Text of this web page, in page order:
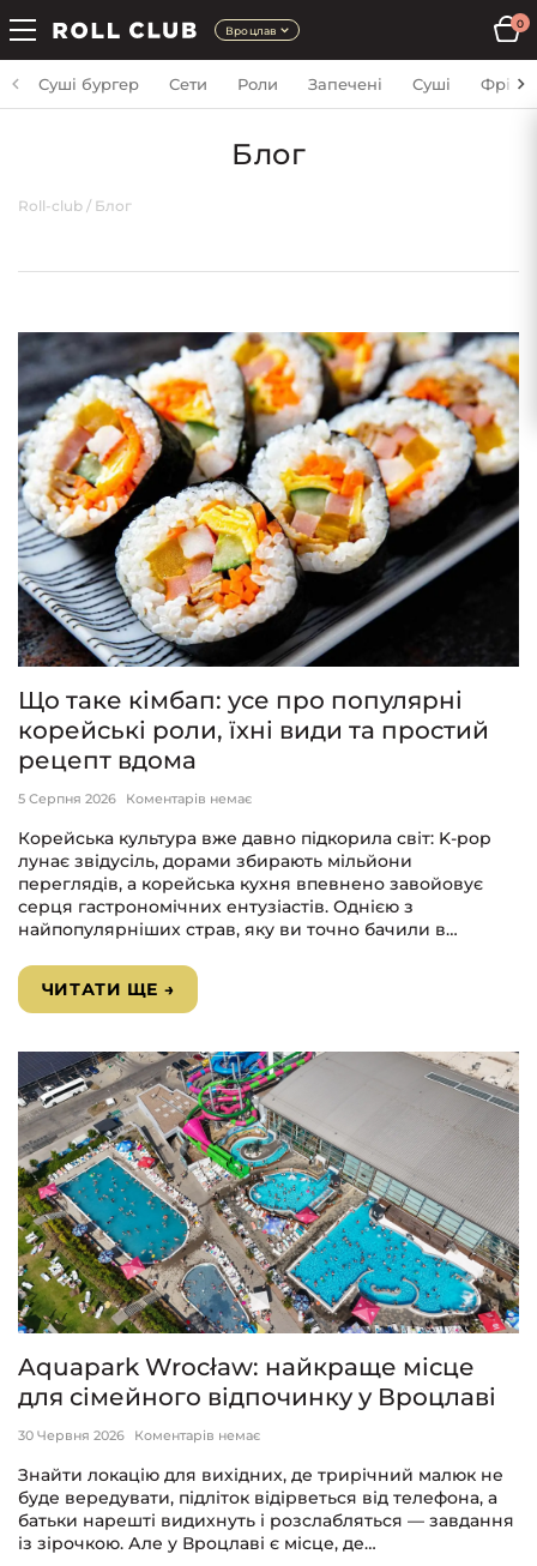
Вроцлав
0
Суші бургер Сети Роли Запечені Суші Фрі
Блог
Roll-club / Блог
Що таке кімбап: усе про популярні
корейські роли, їхні види та простий
рецепт вдома
5 Серпня 2026 Коментарів немає
Корейська культура вже давно підкорила світ: K-pop
лунає звідусіль, дорами збирають мільйони
переглядів, а корейська кухня впевнено завойовує
серця гастрономічних ентузіастів. Однією з
найпопулярніших страв, яку ви точно бачили в…
ЧИТАТИ ЩЕ →
Aquapark Wrocław: найкраще місце
для сімейного відпочинку у Вроцлаві
30 Червня 2026 Коментарів немає
Знайти локацію для вихідних, де трирічний малюк не
буде вередувати, підліток відірветься від телефона, а
батьки нарешті видихнуть і розслабляться — завдання
із зірочкою. Але у Вроцлаві є місце, де…